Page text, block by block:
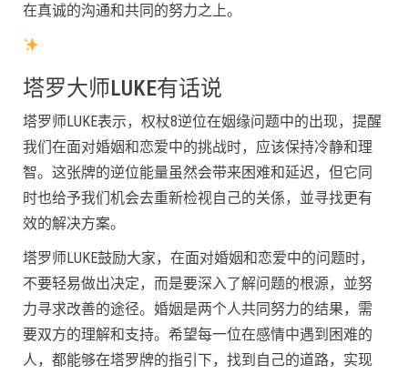
在真诚的沟通和共同的努力之上。
塔罗大师LUKE有话说
塔罗师LUKE表示，权杖8逆位在姻缘问题中的出现，提醒
我们在面对婚姻和恋爱中的挑战时，应该保持冷静和理
智。这张牌的逆位能量虽然会带来困难和延迟，但它同
时也给予我们机会去重新检视自己的关係，並寻找更有
效的解决方案。
塔罗师LUKE鼓励大家，在面对婚姻和恋爱中的问题时，
不要轻易做出决定，而是要深入了解问题的根源，並努
力寻求改善的途径。婚姻是两个人共同努力的结果，需
要双方的理解和支持。希望每一位在感情中遇到困难的
人，都能够在塔罗牌的指引下，找到自己的道路，实现